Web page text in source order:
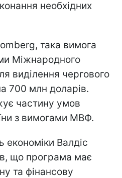
необхідних
така вимога
Міжнародного
виділення чергового
700 млн доларів.
частину умов
з вимогами МВФ.
економіки Валдіс
що програма має
та фінансову